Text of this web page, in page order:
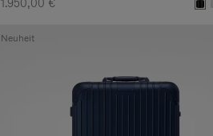
1.950,00 €
Neuheit